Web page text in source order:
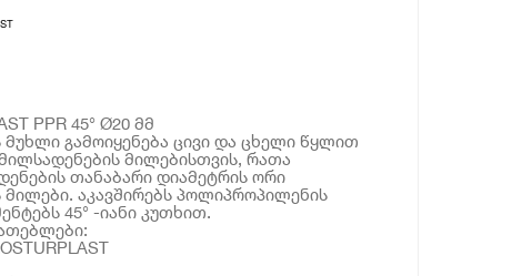
PPR 45° Ø20 მმ
გამოიყენება ცივი და ცხელი წყლით
მილებისთვის, რათა
თანაბარი დიამეტრის ორი
აკავშირებს პოლიპროპილენის
45° -იანი კუთხით.